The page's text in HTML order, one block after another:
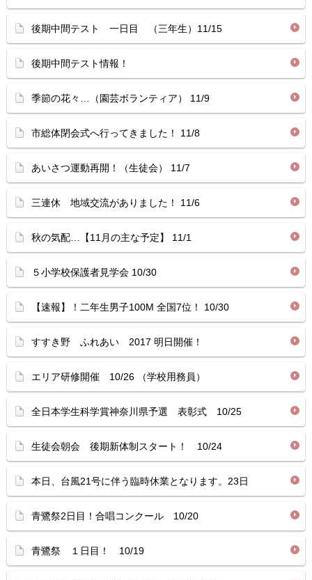
後期中間テスト 一日目 （三年生）11/15
後期中間テスト情報！
季節の花々…（園芸ボランティア） 11/9
市総体閉会式へ行ってきました！ 11/8
あいさつ運動再開！（生徒会） 11/7
三連休 地域交流がありました！ 11/6
秋の気配…【11月の主な予定】 11/1
５小学校保護者見学会 10/30
【速報】！二年生男子100M 全国7位！ 10/30
すすき野 ふれあい 2017 明日開催！
エリア研修開催 10/26 （学校用務員）
全日本学生科学賞神奈川県予選 表彰式 10/25
生徒会朝会 後期新体制スタート！ 10/24
本日、台風21号に伴う臨時休業となります。23日
青鷺祭2日目！合唱コンクール 10/20
青鷺祭 １日目！ 10/19